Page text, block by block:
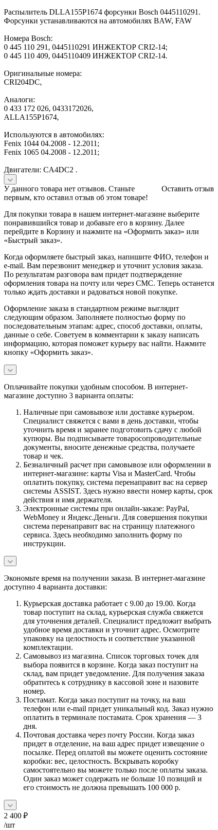
Распылитель DLLA155P1674 форсунки Bosch 0445110291.
Форсунки устанавливаются на автомобилях BAW, FAW
Номера Bosch:
0 445 110 291, 0445110291 ИНЖЕКТОР CRI2-14;
0 445 110 409, 0445110409 ИНЖЕКТОР CRI2-14.
Оригинальные номера:
CRI204DC,
Аналоги:
0 433 172 026, 0433172026,
ALLA155P1674,
Используются в автомобилях:
Fenix 1044 04.2008 - 12.2011;
Fenix 1065 04.2008 - 12.2011;
Двигатели: CA4DC2 .
Оставить отзыв
У данного товара нет отзывов. Станьте
первым, кто оставил отзыв об этом товаре!
Для покупки товара в нашем интернет-магазине выберите
понравившийся товар и добавьте его в корзину. Далее
перейдите в Корзину и нажмите на «Оформить заказ» или
«Быстрый заказ».
Когда оформляете быстрый заказ, напишите ФИО, телефон и
e-mail. Вам перезвонит менеджер и уточнит условия заказа.
По результатам разговора вам придет подтверждение
оформления товара на почту или через СМС. Теперь останется
только ждать доставки и радоваться новой покупке.
Оформление заказа в стандартном режиме выглядит
следующим образом. Заполняете полностью форму по
последовательным этапам: адрес, способ доставки, оплаты,
данные о себе. Советуем в комментарии к заказу написать
информацию, которая поможет курьеру вас найти. Нажмите
кнопку «Оформить заказ».
Оплачивайте покупки удобным способом. В интернет-
магазине доступно 3 варианта оплаты:
Наличные при самовывозе или доставке курьером.
Специалист свяжется с вами в день доставки, чтобы
уточнить время и заранее подготовить сдачу с любой
купюры. Вы подписываете товаросопроводительные
документы, вносите денежные средства, получаете
товар и чек.
Безналичный расчет при самовывозе или оформлении в
интернет-магазине: карты Visa и MasterCard. Чтобы
оплатить покупку, система перенаправит вас на сервер
системы ASSIST. Здесь нужно ввести номер карты, срок
действия и имя держателя.
Электронные системы при онлайн-заказе: PayPal,
WebMoney и Яндекс.Деньги. Для совершения покупки
система перенаправит вас на страницу платежного
сервиса. Здесь необходимо заполнить форму по
инструкции.
Экономьте время на получении заказа. В интернет-магазине
доступно 4 варианта доставки:
Курьерская доставка работает с 9.00 до 19.00. Когда
товар поступит на склад, курьерская служба свяжется
для уточнения деталей. Специалист предложит выбрать
удобное время доставки и уточнит адрес. Осмотрите
упаковку на целостность и соответствие указанной
комплектации.
Самовывоз из магазина. Список торговых точек для
выбора появится в корзине. Когда заказ поступит на
склад, вам придет уведомление. Для получения заказа
обратитесь к сотруднику в кассовой зоне и назовите
номер.
Постамат. Когда заказ поступит на точку, на ваш
телефон или e-mail придет уникальный код. Заказ нужно
оплатить в терминале постамата. Срок хранения — 3
дня.
Почтовая доставка через почту России. Когда заказ
придет в отделение, на ваш адрес придет извещение о
посылке. Перед оплатой вы можете оценить состояние
коробки: вес, целостность. Вскрывать коробку
самостоятельно вы можете только после оплаты заказа.
Один заказ может содержать не больше 10 позиций и
его стоимость не должна превышать 100 000 р.
2 400 ₽
/шт